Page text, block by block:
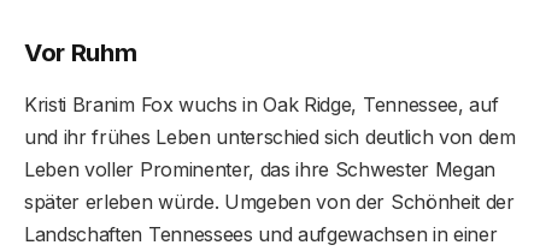
Vor Ruhm
Kristi Branim Fox wuchs in Oak Ridge, Tennessee, auf
und ihr frühes Leben unterschied sich deutlich von dem
Leben voller Prominenter, das ihre Schwester Megan
später erleben würde. Umgeben von der Schönheit der
Landschaften Tennessees und aufgewachsen in einer